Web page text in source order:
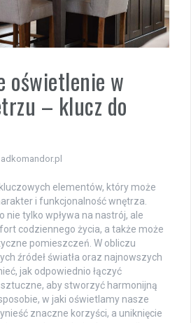
oświetlenie w
– klucz do
adkomandor.pl
elementów, który może
i funkcjonalność wnętrza.
nie tylko wpływa na nastrój, ale
codziennego życia, a także może
pomieszczeń. W obliczu
źródeł światła oraz najnowszych
jak odpowiednio łączyć
aby stworzyć harmonijną
w jaki oświetlamy nasze
znaczne korzyści, a uniknięcie